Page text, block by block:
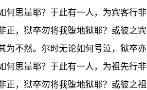
何思量耶？于此有一人，为宾客行
正，狱卒勿将我堕地狱耶？或彼之
为不然。尔时无论如何号泣，狱卒亦
何思量耶？于此有一人，为祖先行
正，狱卒勿将我堕地狱耶？或彼之